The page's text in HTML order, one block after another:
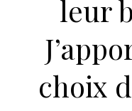
leur
choix